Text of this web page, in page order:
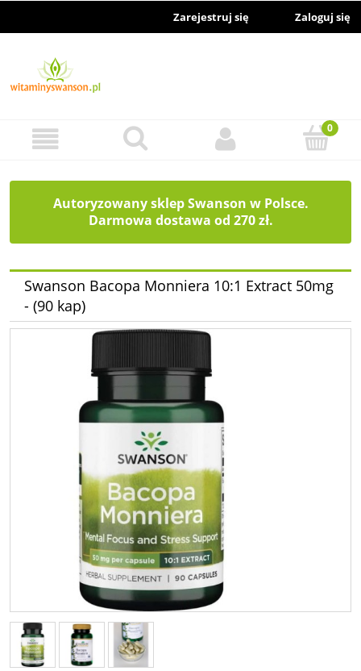
Zarejestruj się Zaloguj się
Autoryzowany sklep Swanson w Polsce.
Darmowa dostawa od 270 zł.
Swanson Bacopa Monniera 10:1 Extract 50mg
- (90 kap)